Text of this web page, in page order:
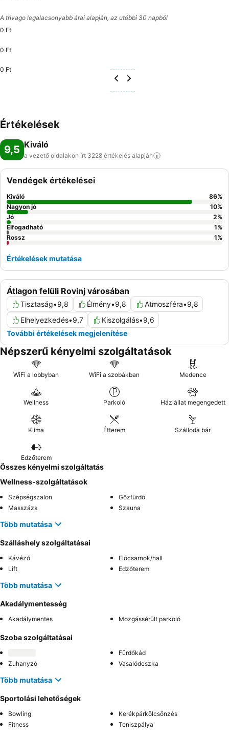
A trivago legalacsonyabb árai alapján, az utóbbi 30 napból
0 Ft
0 Ft
0 Ft
Értékelések
9,5 Kiváló
a vezető oldalakon írt 3228 értékelés alapján
Átlagon felüli Rovinj városában
Tisztaság•9,8 Élmény•9,8 Atmoszféra•9,8
Elhelyezkedés•9,7 Kiszolgálás•9,6
További értékelések megjelenítése
Vendégek értékelései
Kiváló 86%
Nagyon jó
10%
Jó
2%
Elfogadható
1%
Rossz
1%
Értékelések mutatása
Népszerű kényelmi szolgáltatások
WiFi a lobbyban WiFi a szobákban Medence
Wellness Parkoló Háziállat megengedett
Klíma Étterem Szálloda bár
Edzőterem
Összes kényelmi szolgáltatás
Wellness-szolgáltatások
Szépségszalon
Gőzfürdő
Masszázs
Szauna
Több mutatása
Szálláshely szolgáltatásai
Kávézó
Előcsarnok/hall
Lift
Edzőterem
Több mutatása
Akadálymentesség
Akadálymentes Mozgássérült parkoló
Szoba szolgáltatásai
Fürdőkád
Zuhanyzó
Vasalódeszka
Több mutatása
Sportolási lehetőségek
Bowling
Kerékpárkölcsönzés
Fitness
Teniszpálya